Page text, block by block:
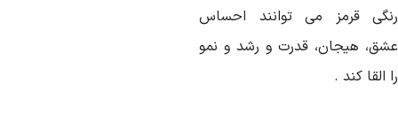
قرمز می توانند احساس
هیجان، قدرت و رشد و نمو
القا کند .